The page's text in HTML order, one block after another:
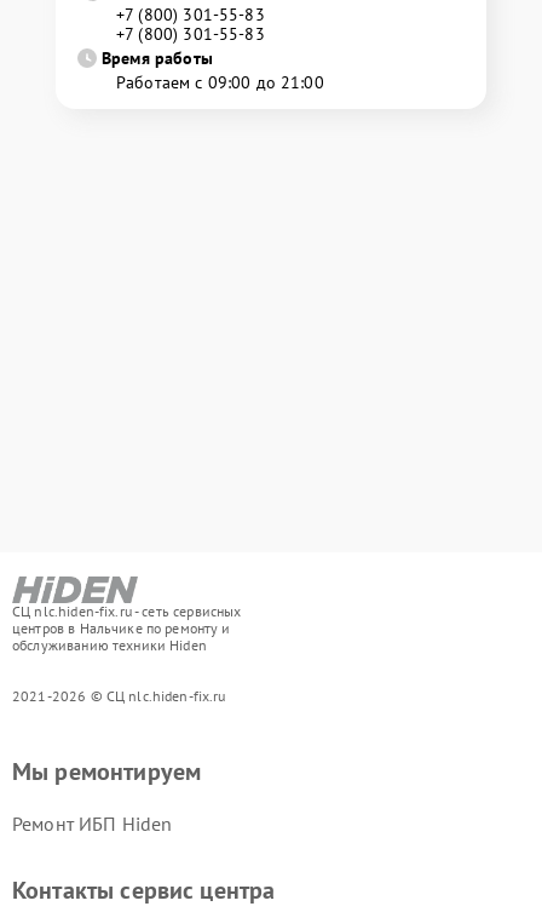
+7 (800) 301-55-83
+7 (800) 301-55-83
Время работы
Работаем с 09:00 до 21:00
СЦ nlc.hiden-fix.ru - сеть сервисных
центров в Нальчике по ремонту и
обслуживанию техники Hiden
2021-2026 © СЦ nlc.hiden-fix.ru
Мы ремонтируем
Ремонт ИБП Hiden
Контакты сервис центра